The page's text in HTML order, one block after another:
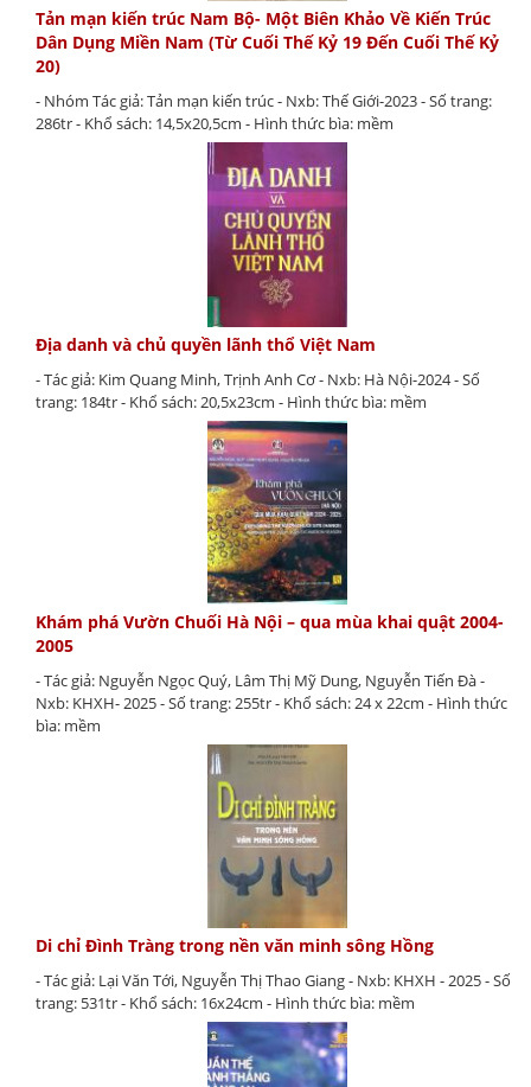
Tản mạn kiến trúc Nam Bộ- Một Biên Khảo Về Kiến Trúc
Dân Dụng Miền Nam (Từ Cuối Thế Kỷ 19 Đến Cuối Thế Kỷ
20)
- Nhóm Tác giả: Tản mạn kiến trúc - Nxb: Thế Giới-2023 - Số trang:
286tr - Khổ sách: 14,5x20,5cm - Hình thức bìa: mềm
Địa danh và chủ quyền lãnh thổ Việt Nam
- Tác giả: Kim Quang Minh, Trịnh Anh Cơ - Nxb: Hà Nội-2024 - Số
trang: 184tr - Khổ sách: 20,5x23cm - Hình thức bìa: mềm
Khám phá Vườn Chuối Hà Nội – qua mùa khai quật 2004-
2005
- Tác giả: Nguyễn Ngọc Quý, Lâm Thị Mỹ Dung, Nguyễn Tiến Đà -
Nxb: KHXH- 2025 - Số trang: 255tr - Khổ sách: 24 x 22cm - Hình thức
bìa: mềm
Di chỉ Đình Tràng trong nền văn minh sông Hồng
- Tác giả: Lại Văn Tới, Nguyễn Thị Thao Giang - Nxb: KHXH - 2025 - Số
trang: 531tr - Khổ sách: 16x24cm - Hình thức bìa: mềm